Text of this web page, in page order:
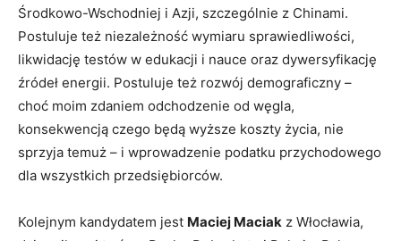
Środkowo-Wschodniej i Azji, szczególnie z Chinami.
Postuluje też niezależność wymiaru sprawiedliwości,
likwidację testów w edukacji i nauce oraz dywersyfikację
źródeł energii. Postuluje też rozwój demograficzny –
choć moim zdaniem odchodzenie od węgla,
konsekwencją czego będą wyższe koszty życia, nie
sprzyja temuż – i wprowadzenie podatku przychodowego
dla wszystkich przedsiębiorców.
Kolejnym kandydatem jest Maciej Maciak z Włocławia,